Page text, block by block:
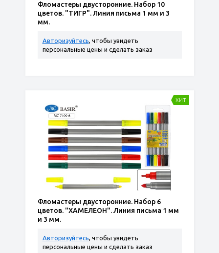
Фломастеры двусторонние. Набор 10
цветов. "ТИГР". Линия письма 1 мм и 3
мм.
Авторизуйтесь, чтобы увидеть
персональные цены и сделать заказ
Фломастеры двусторонние. Набор 6
цветов. "ХАМЕЛЕОН". Линия письма 1 мм
и 3 мм.
Авторизуйтесь, чтобы увидеть
персональные цены и сделать заказ
ХИТ